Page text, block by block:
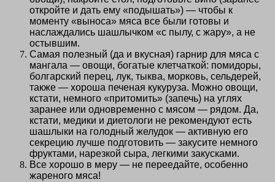
откройте и дать ему «подышать») — чтобы к
моменту «выноса» мяса все были готовы и
наслаждались шашлычком «с пылу, с жару», а не
остывшим.
Самая полезный (да и вкусная) гарнир для мяса с
мангала — овощи, богатые клетчаткой: помидоры,
болгарский перец, лук, тыква, морковь, сельдерей,
также — хороша печеная кукуруза. Можно овощи,
кстати, немного «притомить» (запечь) на углях
заранее или одновременно с мясом — рядом. Да,
кстати, медики и диетологи не рекомендуют есть
шашлыки на голодный желудок — активную его
секрецию лучше подготовить — закусите немного
фруктами, нарезкой сыра, легкими закусками.
Все хорошо в меру — не переедайте, особенно
жареного мяса!